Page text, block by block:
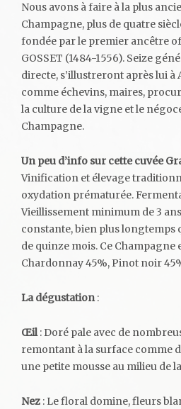
Nous avons à faire à la plus
Champagne, plus de quatre
fondée par le premier ancêtre
GOSSET (1484-1556). Seize
directe, s’illustreront après lui à
comme échevins, maires,
la culture de la vigne et le
Champagne.
Un peu d’info sur cette cuvée
Vinification et élevage
oxydation prématurée.
Vieillissement minimum de 3
constante, bien plus longtemps
de quinze mois. Ce Champagne
Chardonnay 45%, Pinot noir
La dégustation:
Œil: Doré pale avec de
remontant à la surface comme
une petite mousse au milieu de
Nez : Le floral domine, fleurs